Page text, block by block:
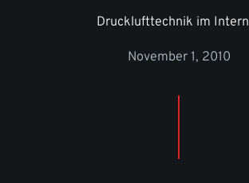
Drucklufttechnik im
November 1, 2010